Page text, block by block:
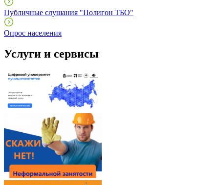
Публичные слушания "Полигон ТБО"
Опрос населения
Услуги и сервисы